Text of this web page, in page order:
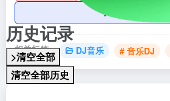
历史记录
>清空全部
清空全部历史
AI账号购买
相关标签： DJ音乐 # 音乐DJ